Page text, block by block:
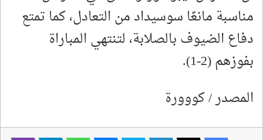
مناسبة مانعًا سوسيداد من التعادل، كما تمتع
دفاع الضيوف بالصلابة، لتنتهي المباراة
بفوزهم (2-1).
المصدر / كووورة